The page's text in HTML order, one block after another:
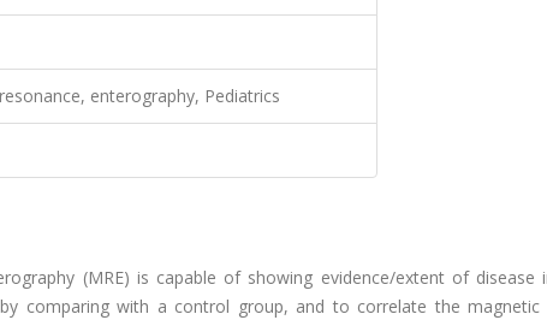
enterography, Pediatrics
(MRE) is capable of showing evidence/extent of disease
comparing with a control group, and to correlate the magnetic